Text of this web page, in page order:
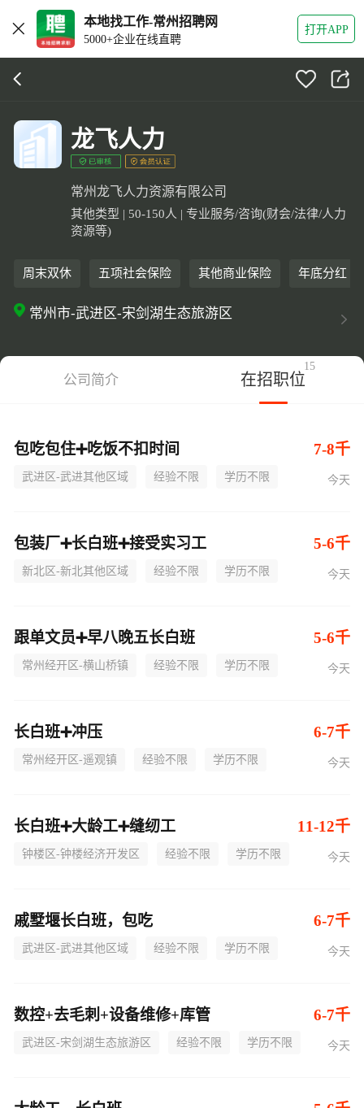
本地找工作-常州招聘网
5000+企业在线直聘
打开APP
龙飞人力
常州龙飞人力资源有限公司
其他类型 | 50-150人 | 专业服务/咨询(财会/法律/人力
资源等)
周末双休 五项社会保险 其他商业保险 年底分红
常州市-武进区-宋剑湖生态旅游区
公司简介 在招职位
15
包吃包住➕吃饭不扣时间 7-8千
武进区-武进其他区域 经验不限 学历不限 今天
包装厂➕长白班➕接受实习工 5-6千
新北区-新北其他区域 经验不限 学历不限 今天
跟单文员➕早八晚五长白班 5-6千
常州经开区-横山桥镇 经验不限 学历不限 今天
长白班➕冲压 6-7千
常州经开区-遥观镇 经验不限 学历不限 今天
长白班➕大龄工➕缝纫工 11-12千
钟楼区-钟楼经济开发区 经验不限 学历不限 今天
戚墅堰长白班，包吃 6-7千
武进区-武进其他区域 经验不限 学历不限 今天
数控+去毛刺+设备维修+库管 6-7千
武进区-宋剑湖生态旅游区 经验不限 学历不限 今天